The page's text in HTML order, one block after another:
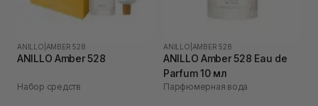
ANILLO AMBER 528
ANILLO Amber 528
Набор средств
ANILLO AMBER 528
ANILLO Amber 528 Eau de
Parfum 10 мл
Парфюмерная вода